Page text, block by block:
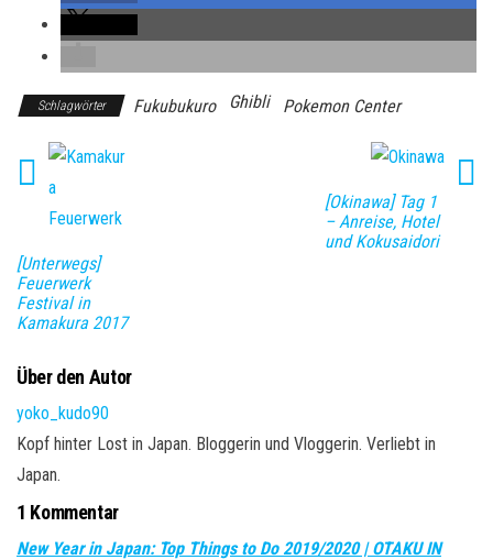
Schlagwörter Fukubukuro Ghibli Pokemon Center
[Unterwegs]
Feuerwerk
Festival in
Kamakura 2017
[Okinawa] Tag 1
– Anreise, Hotel
und Kokusaidori
Über den Autor
yoko_kudo90
Kopf hinter Lost in Japan. Bloggerin und Vloggerin. Verliebt in
Japan.
1 Kommentar
New Year in Japan: Top Things to Do 2019/2020 | OTAKU IN